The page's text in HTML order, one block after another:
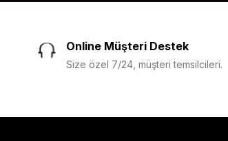
Online Müşteri Destek
Size özel 7/24, müşteri temsilcileri.